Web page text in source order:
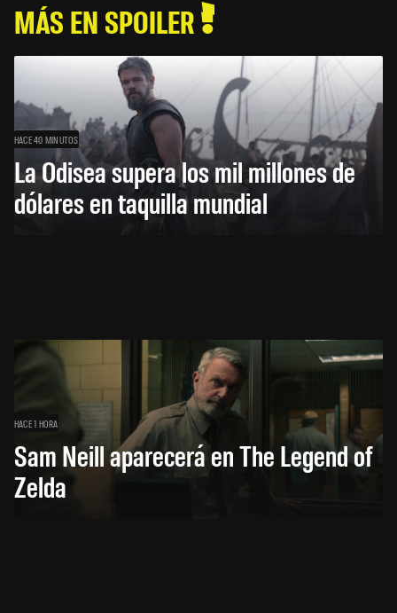
MÁS EN SPOILER
HACE 40 MINUTOS
La Odisea supera los mil millones de
dólares en taquilla mundial
HACE 1 HORA
Sam Neill aparecerá en The Legend of
Zelda